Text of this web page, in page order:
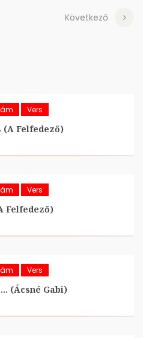
Következő
Vers
(A Felfedező)
Vers
Felfedező)
Vers
(Ácsné Gabi)